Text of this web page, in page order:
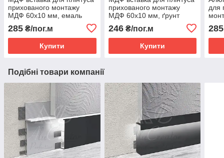
прихованого монтажу
МДФ 60х10 мм, емаль
285 ₴/пог.м
Купити
прихованого монтажу
МДФ 60х10 мм, ґрунт
246₴/пог.м
Купити
для
285
Подібні товари компанії